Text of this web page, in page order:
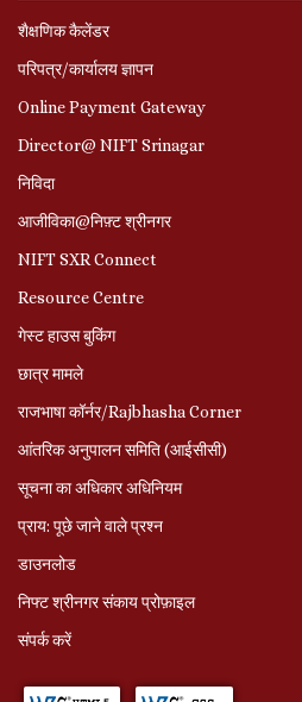
शैक्षणिक कैलेंडर
परिपत्र/कार्यालय ज्ञापन
Online Payment Gateway
Director@ NIFT Srinagar
निविदा
आजीविका@निफ़्ट श्रीनगर
NIFT SXR Connect
Resource Centre
गेस्ट हाउस बुकिंग
छात्र मामले
राजभाषा कॉर्नर/Rajbhasha Corner
आंतरिक अनुपालन समिति (आईसीसी)
सूचना का अधिकार अधिनियम
प्राय: पूछे जाने वाले प्रश्‍न
डाउनलोड
निफ्ट श्रीनगर संकाय प्रोफ़ाइल
संपर्क करें